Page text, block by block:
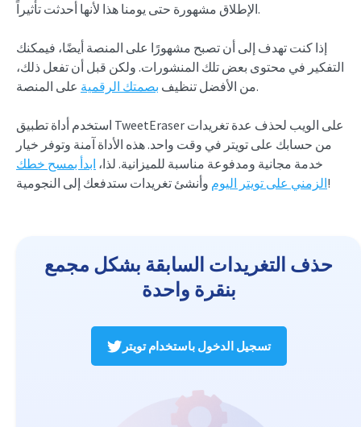
الإطلاق مشهورة حتى يومنا هذا لأنها أحدثت تأثيراً.
إذا كنت تهدف إلى أن تصبح مشهورًا على المنصة أيضًا، فيمكنك
التفكير في محتوى بعض تلك المنشورات. ولكن قبل أن تفعل ذلك،
من الأفضل تنظيف بصمتك الرقمية على المنصة.
استخدم أداة تطبيق TweetEraser على الويب لحذف عدة تغريدات
من حسابك على تويتر في وقت واحد. هذه الأداة آمنة وتوفر خيار
خدمة مجانية ومدفوعة مناسبة للميزانية. لذا، ابدأ بمسح خطك
الزمني على تويتر اليوموأنشئ تغريدات ستدفعك إلى النجومية!
حذف التغريدات السابقة بشكل مجمع
بنقرة واحدة
تسجيل الدخول باستخدام تويتر